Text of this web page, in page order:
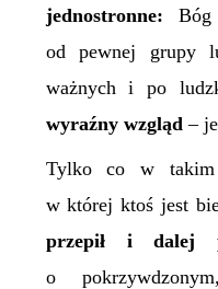
jednostronne: Bóg
od pewnej grupy
ważnych i po
wyraźny wzgląd–
Tylko co w takim
w której ktoś jest
przepił i dalej
o